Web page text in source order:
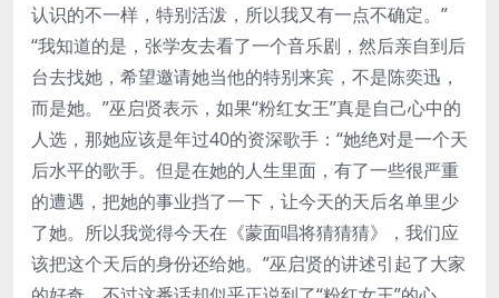
认识的不一样，特别活泼，所以我又有一点不确定。”
“我知道的是，张学友去看了一个音乐剧，然后亲自到后
台去找她，希望邀请她当他的特别来宾，不是陈奕迅，
而是她。”巫启贤表示，如果“粉红女王”真是自己心中的
人选，那她应该是年过40的资深歌手：“她绝对是一个天
后水平的歌手。但是在她的人生里面，有了一些很严重
的遭遇，把她的事业挡了一下，让今天的天后名单里少
了她。所以我觉得今天在《蒙面唱将猜猜猜》，我们应
该把这个天后的身份还给她。”巫启贤的讲述引起了大家